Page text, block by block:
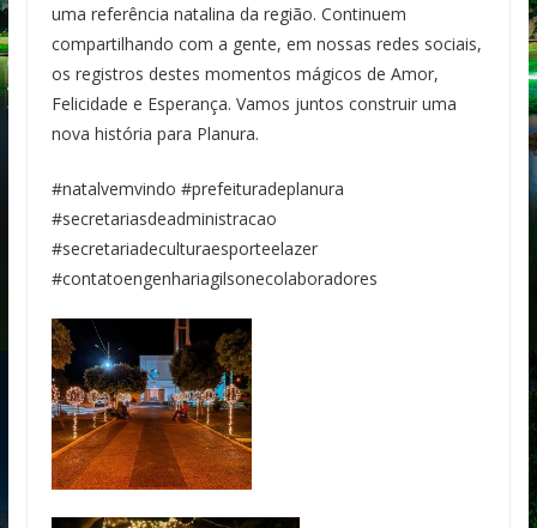
uma referência natalina da região. Continuem
compartilhando com a gente, em nossas redes sociais,
os registros destes momentos mágicos de Amor,
Felicidade e Esperança. Vamos juntos construir uma
nova história para Planura.
#natalvemvindo #prefeituradeplanura
#secretariasdeadministracao
#secretariadeculturaesporteelazer
#contatoengenhariagilsonecolaboradores